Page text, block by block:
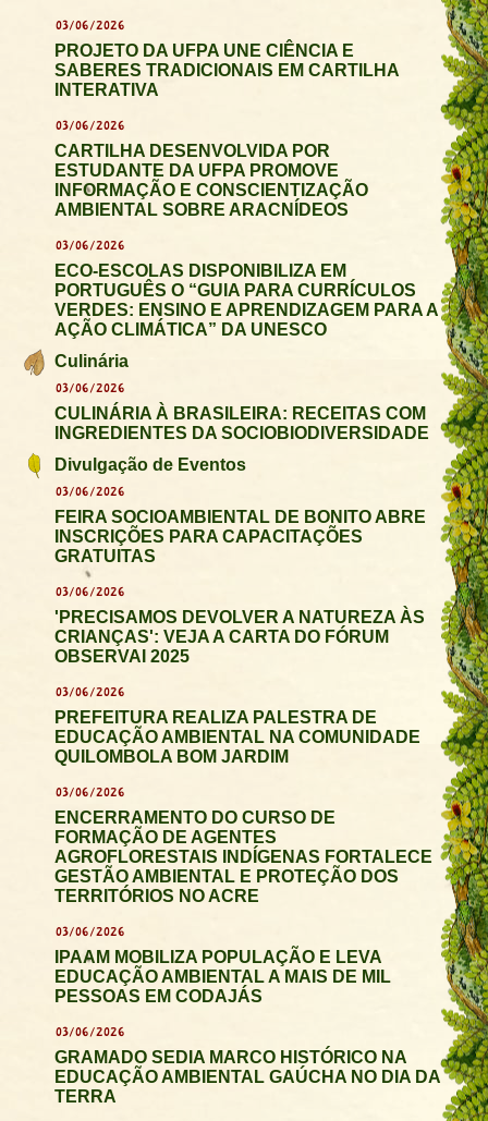
03/06/2026
PROJETO DA UFPA UNE CIÊNCIA E
SABERES TRADICIONAIS EM CARTILHA
INTERATIVA
03/06/2026
CARTILHA DESENVOLVIDA POR
ESTUDANTE DA UFPA PROMOVE
INFORMAÇÃO E CONSCIENTIZAÇÃO
AMBIENTAL SOBRE ARACNÍDEOS
03/06/2026
ECO-ESCOLAS DISPONIBILIZA EM
PORTUGUÊS O “GUIA PARA CURRÍCULOS
VERDES: ENSINO E APRENDIZAGEM PARA A
AÇÃO CLIMÁTICA” DA UNESCO
Culinária
03/06/2026
CULINÁRIA À BRASILEIRA: RECEITAS COM
INGREDIENTES DA SOCIOBIODIVERSIDADE
Divulgação de Eventos
03/06/2026
FEIRA SOCIOAMBIENTAL DE BONITO ABRE
INSCRIÇÕES PARA CAPACITAÇÕES
GRATUITAS
03/06/2026
'PRECISAMOS DEVOLVER A NATUREZA ÀS
CRIANÇAS': VEJA A CARTA DO FÓRUM
OBSERVAI 2025
03/06/2026
PREFEITURA REALIZA PALESTRA DE
EDUCAÇÃO AMBIENTAL NA COMUNIDADE
QUILOMBOLA BOM JARDIM
03/06/2026
ENCERRAMENTO DO CURSO DE
FORMAÇÃO DE AGENTES
AGROFLORESTAIS INDÍGENAS FORTALECE
GESTÃO AMBIENTAL E PROTEÇÃO DOS
TERRITÓRIOS NO ACRE
03/06/2026
IPAAM MOBILIZA POPULAÇÃO E LEVA
EDUCAÇÃO AMBIENTAL A MAIS DE MIL
PESSOAS EM CODAJÁS
03/06/2026
GRAMADO SEDIA MARCO HISTÓRICO NA
EDUCAÇÃO AMBIENTAL GAÚCHA NO DIA DA
TERRA